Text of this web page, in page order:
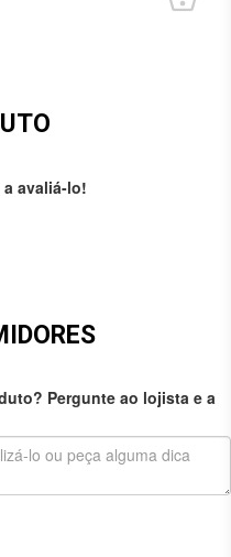
avaliá-lo!
Pergunte ao lojista e a